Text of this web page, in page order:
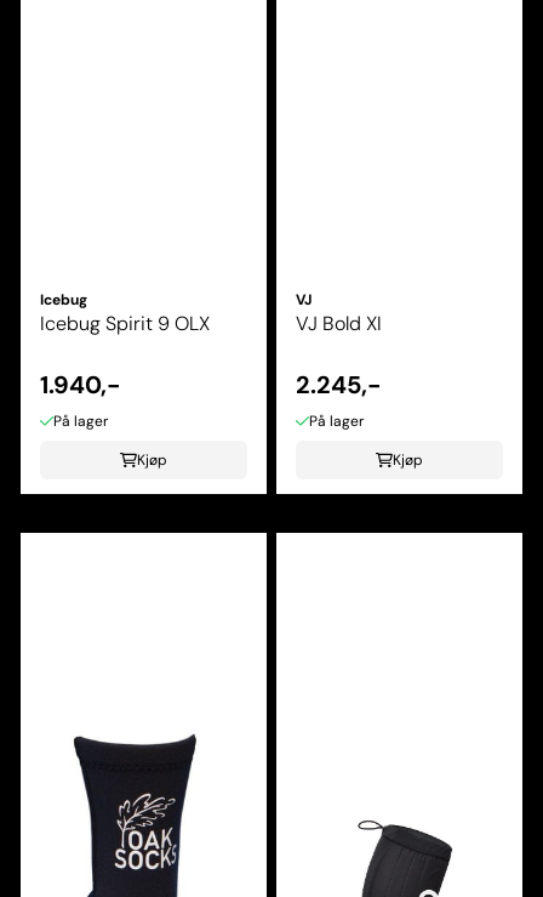
Icebug
Icebug Spirit 9 OLX
1.940,-
På lager
Kjøp
VJ
VJ Bold XI
2.245,-
På lager
Kjøp